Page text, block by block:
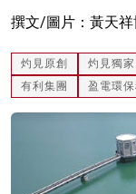
撰文/圖片：黃天祥
灼見原創 灼見獨家
有利集團
盈電環